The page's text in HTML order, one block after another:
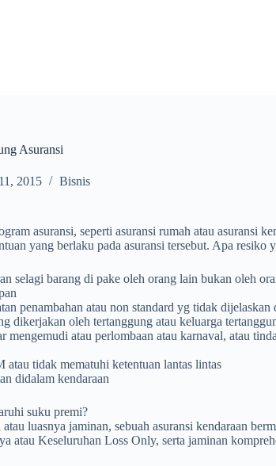
Asuransi
2015 Bisnis
asuransi, seperti asuransi rumah atau asuransi
yang berlaku pada asuransi tersebut. Apa
selagi barang di pake oleh orang lain bukan oleh
penambahan atau non standard yg tidak
dikerjakan oleh tertanggung atau keluarga
mengemudi atau perlombaan atau karnaval, atau
atau tidak mematuhi ketentuan lantas lintas
didalam kendaraan
suku premi?
luasnya jaminan, sebuah asuransi kendaraan
atau Keseluruhan Loss Only, serta jaminan